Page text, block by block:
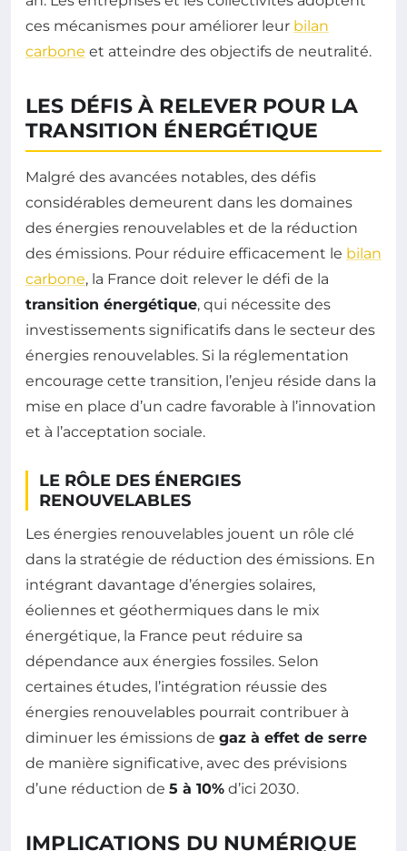
ces mécanismes pour améliorer leur bilan
carbone et atteindre des objectifs de neutralité.
LES DÉFIS À RELEVER POUR LA
TRANSITION ÉNERGÉTIQUE
Malgré des avancées notables, des défis
considérables demeurent dans les domaines
des énergies renouvelables et de la réduction
des émissions. Pour réduire efficacement le bilan
carbone, la France doit relever le défi de la
transition énergétique, qui nécessite des
investissements significatifs dans le secteur des
énergies renouvelables. Si la réglementation
encourage cette transition, l’enjeu réside dans la
mise en place d’un cadre favorable à l’innovation
et à l’acceptation sociale.
LE RÔLE DES ÉNERGIES
RENOUVELABLES
Les énergies renouvelables jouent un rôle clé
dans la stratégie de réduction des émissions. En
intégrant davantage d’énergies solaires,
éoliennes et géothermiques dans le mix
énergétique, la France peut réduire sa
dépendance aux énergies fossiles. Selon
certaines études, l’intégration réussie des
énergies renouvelables pourrait contribuer à
diminuer les émissions de gaz à effet de serre
de manière significative, avec des prévisions
d’une réduction de 5 à 10% d’ici 2030.
IMPLICATIONS DU NUMÉRIQUE